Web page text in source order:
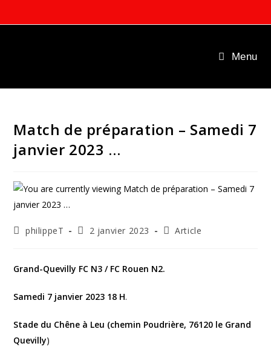
to
Menu
Match de préparation – Samedi 7
janvier 2023 …
Auteur/autrice
publication :
philippeT
Publication
2 janvier 2023
PostArticle
Grand-Quevilly FC N3 / FC Rouen N2.
Samedi 7 janvier 2023 18 H.
Stade du Chêne à Leu (chemin Poudrière, 76120 le Grand
Quevilly)